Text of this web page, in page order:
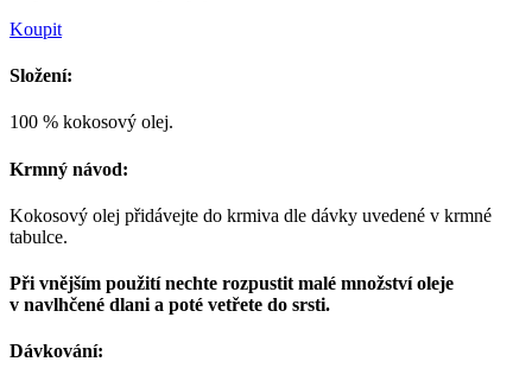
Koupit
Složení:
100 % kokosový olej.
Krmný návod:
Kokosový olej přidávejte do krmiva dle dávky uvedené v krmné
tabulce.
Při vnějším použití nechte rozpustit malé množství oleje
v navlhčené dlani a poté vetřete do srsti.
Dávkování: